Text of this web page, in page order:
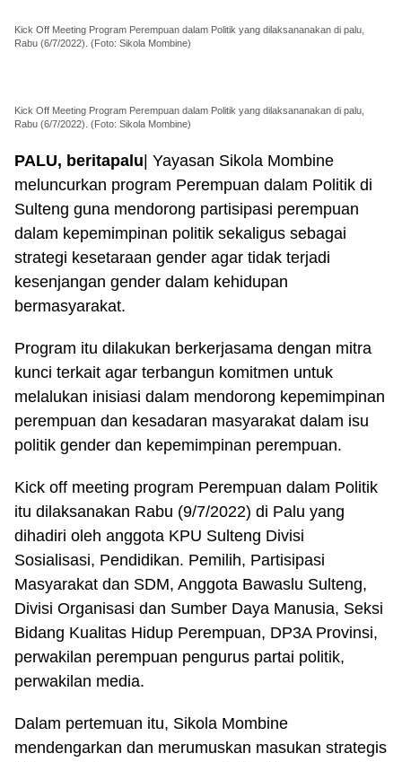
Kick Off Meeting Program Perempuan dalam Politik yang dilaksananakan di palu,
Rabu (6/7/2022). (Foto: Sikola Mombine)
Kick Off Meeting Program Perempuan dalam Politik yang dilaksananakan di palu,
Rabu (6/7/2022). (Foto: Sikola Mombine)
PALU, beritapalu | Yayasan Sikola Mombine
meluncurkan program Perempuan dalam Politik di
Sulteng guna mendorong partisipasi perempuan
dalam kepemimpinan politik sekaligus sebagai
strategi kesetaraan gender agar tidak terjadi
kesenjangan gender dalam kehidupan
bermasyarakat.
Program itu dilakukan berkerjasama dengan mitra
kunci terkait agar terbangun komitmen untuk
melalukan inisiasi dalam mendorong kepemimpinan
perempuan dan kesadaran masyarakat dalam isu
politik gender dan kepemimpinan perempuan.
Kick off meeting program Perempuan dalam Politik
itu dilaksanakan Rabu (9/7/2022) di Palu yang
dihadiri oleh anggota KPU Sulteng Divisi
Sosialisasi, Pendidikan. Pemilih, Partisipasi
Masyarakat dan SDM, Anggota Bawaslu Sulteng,
Divisi Organisasi dan Sumber Daya Manusia, Seksi
Bidang Kualitas Hidup Perempuan, DP3A Provinsi,
perwakilan perempuan pengurus partai politik,
perwakilan media.
Dalam pertemuan itu, Sikola Mombine
mendengarkan dan merumuskan masukan strategis